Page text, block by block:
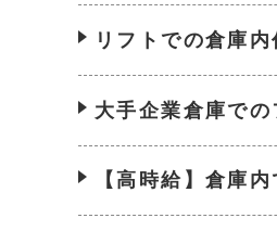
リフトでの倉庫内
大手企業倉庫での
【高時給】倉庫